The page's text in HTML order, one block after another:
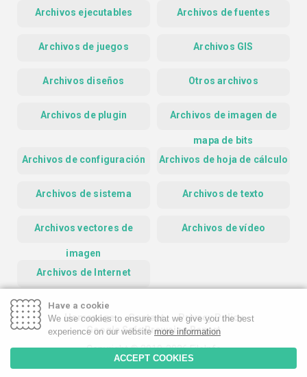
Archivos ejecutables Archivos de fuentes
Archivos de juegos Archivos GIS
Archivos diseños Otros archivos
Archivos de plugin Archivos de imagen de
mapa de bits
Archivos de configuración
Archivos de hoja de cálculo
Archivos de sistema Archivos de texto
Archivos vectores de
imagen
Archivos de vídeo
Archivos de Internet
Homepage Contact
Privacy Policy
Google Safe Browsing Report
Copyright © 2019-2026 FileInfo
Have a cookie
We use cookies to ensure that we give you the best
experience on our website more information
ACCEPT COOKIES